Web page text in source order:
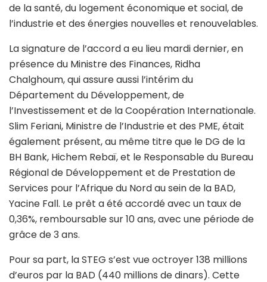
de la santé, du logement économique et social, de
l’industrie et des énergies nouvelles et renouvelables.
La signature de l’accord a eu lieu mardi dernier, en
présence du Ministre des Finances, Ridha
Chalghoum, qui assure aussi l’intérim du
Département du Développement, de
l’Investissement et de la Coopération Internationale.
Slim Feriani, Ministre de l’Industrie et des PME, était
également présent, au même titre que le DG de la
BH Bank, Hichem Rebaï, et le Responsable du Bureau
Régional de Développement et de Prestation de
Services pour l’Afrique du Nord au sein de la BAD,
Yacine Fall. Le prêt a été accordé avec un taux de
0,36%, remboursable sur 10 ans, avec une période de
grâce de 3 ans.
Pour sa part, la STEG s’est vue octroyer 138 millions
d’euros par la BAD (440 millions de dinars). Cette